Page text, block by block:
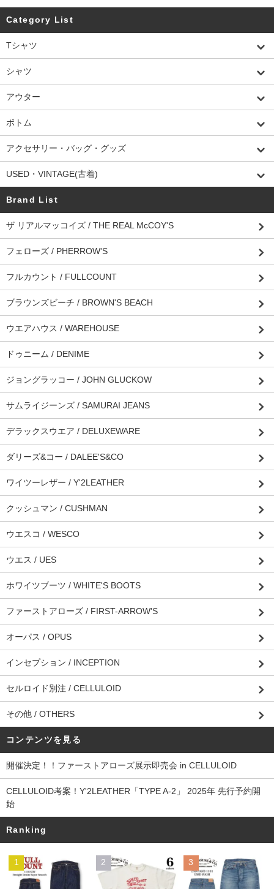
Category List
Tシャツ
シャツ
アウター
ボトム
アクセサリー・バッグ・グッズ
USED・VINTAGE(古着)
Brand List
ザ リアルマッコイズ / THE REAL McCOY'S
フェローズ / PHERROW'S
フルカウント / FULLCOUNT
ブラウンズビーチ / BROWN'S BEACH
ウエアハウス / WAREHOUSE
ドゥニーム / DENIME
ジョングラッコー / JOHN GLUCKOW
サムライジーンズ / SAMURAI JEANS
デラックスウエア / DELUXEWARE
ダリーズ&コー / DALEE'S&CO
ワイツーレザー / Y'2LEATHER
クッシュマン / CUSHMAN
ウエスコ / WESCO
ウエス / UES
ホワイツブーツ / WHITE'S BOOTS
ファーストアローズ / FIRST-ARROW'S
オーパス / OPUS
インセプション / INCEPTION
セルロイド別注 / CELLULOID
その他 / OTHERS
コンテンツを見る
開催決定！！ファーストアローズ展示即売会 in CELLULOID
CELLULOID考案！Y'2LEATHER「TYPE A-2」 2025年 先行予約開
始
Ranking
1 2 3